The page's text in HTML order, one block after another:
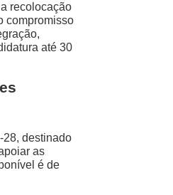
recolocação
compromisso
até 30
28, destinado
as
é de